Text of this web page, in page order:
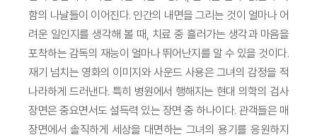
함의 나날들이 이어진다. 인간의 내면을 그리는 것이 얼마나 어
려운 일인지를 생각해 볼 때, 치료 중 흘러가는 생각과 마음을
포착하는 감독의 재능이 얼마나 뛰어난지를 알 수 있을 것이다.
재기 넘치는 영화의 이미지와 사운드 사용은 그녀의 감정을 적
나라하게 드러낸다. 특히 병원에서 행해지는 현대 의학의 검사
장면은 중요면서도 설득력 있는 장면 중 하나이다. 관객들은 매
장면에서 솔직하게 세상을 대면하는 그녀의 용기를 응원하지